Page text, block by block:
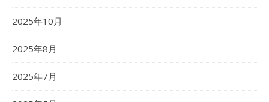
2025年10月
2025年8月
2025年7月